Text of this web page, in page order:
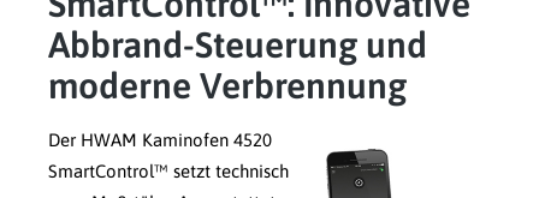
Abbrand-Steuerung und
moderne Verbrennung
Der HWAM Kaminofen 4520
SmartControl™ setzt technisch